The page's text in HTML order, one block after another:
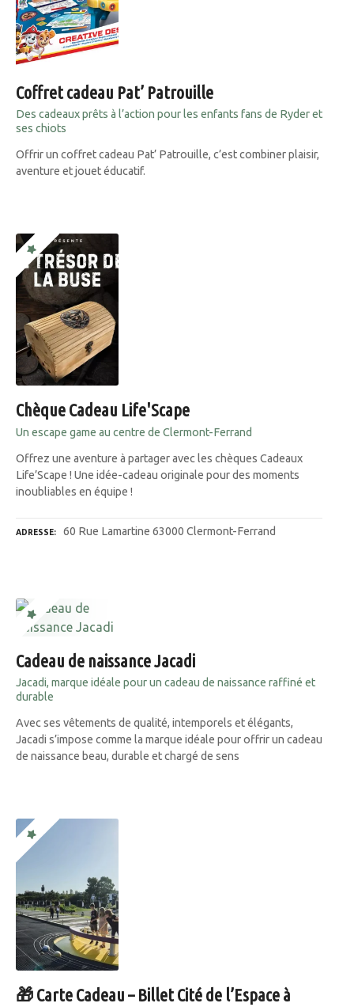
Coffret cadeau Pat’ Patrouille
Des cadeaux prêts à l’action pour les enfants fans de Ryder et
ses chiots
Offrir un coffret cadeau Pat’ Patrouille, c’est combiner plaisir,
aventure et jouet éducatif.
Chèque Cadeau Life'Scape
Un escape game au centre de Clermont-Ferrand
Offrez une aventure à partager avec les chèques Cadeaux
Life’Scape ! Une idée-cadeau originale pour des moments
inoubliables en équipe !
ADRESSE 60 Rue Lamartine 63000 Clermont-Ferrand
Cadeau de naissance Jacadi
Jacadi, marque idéale pour un cadeau de naissance raffiné et
durable
Avec ses vêtements de qualité, intemporels et élégants,
Jacadi s’impose comme la marque idéale pour offrir un cadeau
de naissance beau, durable et chargé de sens
🎁 Carte Cadeau – Billet Cité de l’Espace à